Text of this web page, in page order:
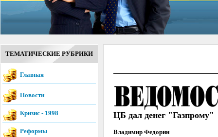
ТЕМАТИЧЕСКИЕ РУБРИКИ
Главная
Новости
Кризис - 1998
Реформы
ЦБ дал денег "Газпрому"
Владимир Федорин